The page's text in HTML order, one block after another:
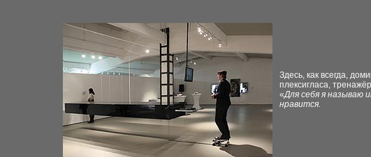
Здесь, как всегда,
плексигласа,
«Для себя я называю
нравится.